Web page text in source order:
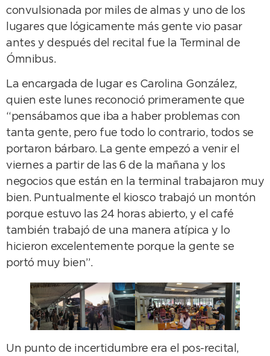
convulsionada por miles de almas y uno de los
lugares que lógicamente más gente vio pasar
antes y después del recital fue la Terminal de
Ómnibus.
La encargada de lugar es Carolina González,
quien este lunes reconoció primeramente que
“pensábamos que iba a haber problemas con
tanta gente, pero fue todo lo contrario, todos se
portaron bárbaro. La gente empezó a venir el
viernes a partir de las 6 de la mañana y los
negocios que están en la terminal trabajaron muy
bien. Puntualmente el kiosco trabajó un montón
porque estuvo las 24 horas abierto, y el café
también trabajó de una manera atípica y lo
hicieron excelentemente porque la gente se
portó muy bien”.
Un punto de incertidumbre era el pos-recital,